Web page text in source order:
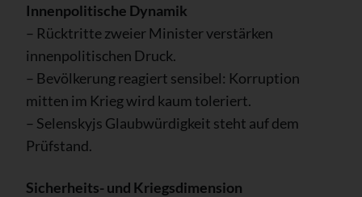
Innenpolitische Dynamik
– Rücktritte zweier Minister verstärken
innenpolitischen Druck.
– Bevölkerung reagiert sensibel: Korruption
mitten im Krieg wird kaum toleriert.
– Selenskyjs Glaubwürdigkeit steht auf dem
Prüfstand.
Sicherheits- und Kriegsdimension